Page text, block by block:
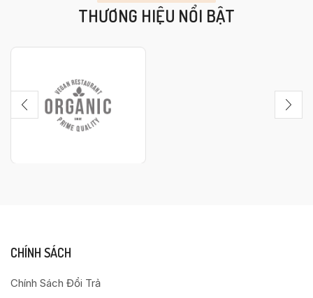
THƯƠNG HIỆU NỔI BẬT
CHÍNH SÁCH
Chính Sách Đổi Trả